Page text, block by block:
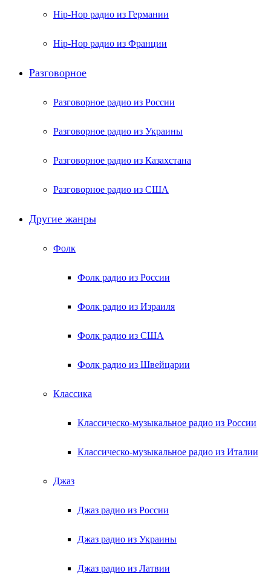
Hip-Hop радио из Германии
Hip-Hop радио из Франции
Разговорное
Разговорное радио из России
Разговорное радио из Украины
Разговорное радио из Казахстана
Разговорное радио из США
Другие жанры
Фолк
Фолк радио из России
Фолк радио из Израиля
Фолк радио из США
Фолк радио из Швейцарии
Классика
Классическо-музыкальное радио из России
Классическо-музыкальное радио из Италии
Джаз
Джаз радио из России
Джаз радио из Украины
Джаз радио из Латвии